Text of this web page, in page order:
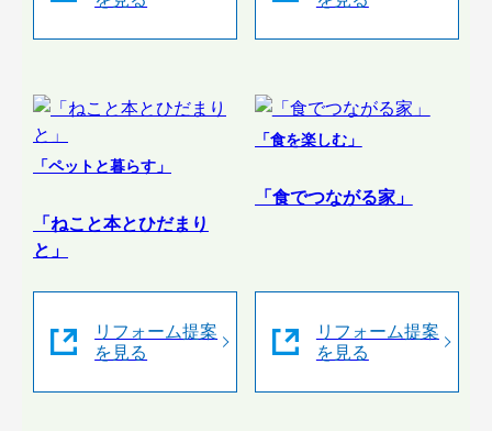
「ペットと暮らす」
「ねこと本とひだまり
と」
リフォーム提案
を見る
「食を楽しむ」
「食でつながる家」
リフォーム提案
を見る